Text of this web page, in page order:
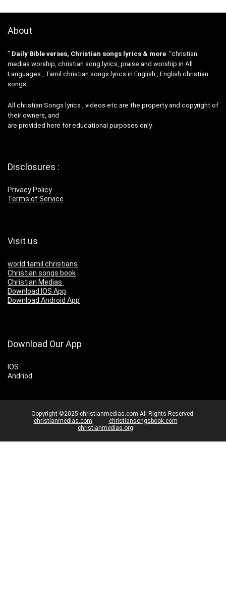
About
” Daily Bible verses, Christian songs lyrics & more “christian
medias worship, christian song lyrics, praise and worship in All
Languages , Tamil christian songs lyrics in English , English christian
songs .
All christian Songs lyrics , videos etc are the property and copyright of
their owners, and
are provided here for educational purposes only.
Disclosures :
Privacy Policy
Terms of Service
Visit us
world tamil christians
Christian songs book
Christian Medias
Download IOS App
Download Android App
Download Our App
IOS
Andriod
Copyright ©2025 christianmedias.com All Rights Reserved.
christianmedias.com
christiansongsbook.com
christianmedias.org